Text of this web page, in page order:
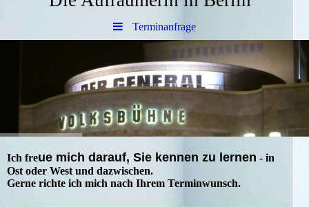
Terminanfrage
Ich freue mich darauf, Sie kennen zu lernen - in
Ost oder West und dazwischen.
Gerne richte ich mich nach Ihrem Terminwunsch.